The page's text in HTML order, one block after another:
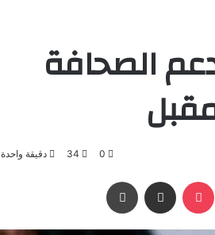
الصحافة
0
34 دقيقة واحدة
Odnoklassniki
‫Pocket مشاركة عبر البريد